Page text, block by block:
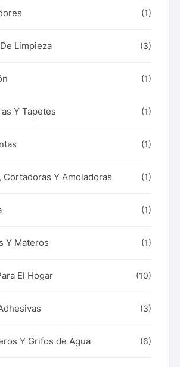
(1)
Limpieza (3)
(1)
Y Tapetes (1)
(1)
Cortadoras Y Amoladoras (1)
(1)
Y Materos (1)
El Hogar (10)
(3)
Y Grifos de Agua (6)